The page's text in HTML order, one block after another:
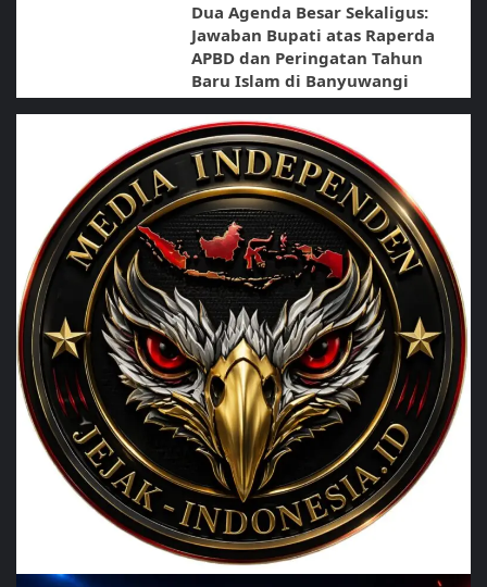
Dua Agenda Besar Sekaligus:
Jawaban Bupati atas Raperda
APBD dan Peringatan Tahun
Baru Islam di Banyuwangi